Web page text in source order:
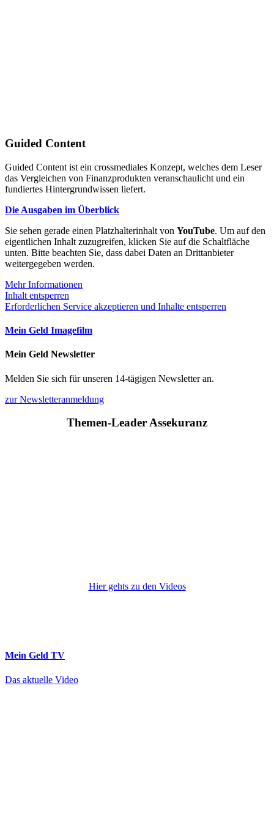
Guided Content
Guided Content ist ein crossmediales Konzept, welches dem Leser
das Vergleichen von Finanzprodukten veranschaulicht und ein
fundiertes Hintergrundwissen liefert.
Die Ausgaben im Überblick
Sie sehen gerade einen Platzhalterinhalt von YouTube. Um auf den
eigentlichen Inhalt zuzugreifen, klicken Sie auf die Schaltfläche
unten. Bitte beachten Sie, dass dabei Daten an Drittanbieter
weitergegeben werden.
Mehr Informationen
Inhalt entsperren
Erforderlichen Service akzeptieren und Inhalte entsperren
Mein Geld Imagefilm
Mein Geld Newsletter
Melden Sie sich für unseren 14-tägigen Newsletter an.
zur Newsletteranmeldung
Themen-Leader Assekuranz
Hier gehts zu den Videos
Mein Geld TV
Das aktuelle Video